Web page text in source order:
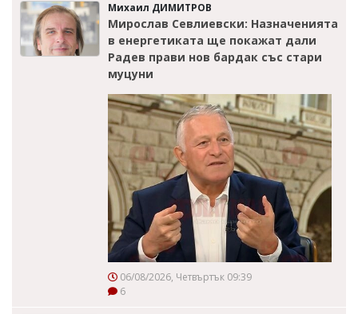
Михаил ДИМИТРОВ
Мирослав Севлиевски: Назначенията
в енергетиката ще покажат дали
Радев прави нов бардак със стари
муцуни
06/08/2026, Четвъртък 09:39
6